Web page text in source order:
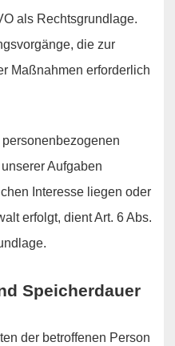
als Rechtsgrundlage.
die zur
Maßnahmen erforderlich
Aufgaben
Interesse liegen oder
erfolgt, dient Art. 6 Abs.
Speicherdauer
der betroffenen Person